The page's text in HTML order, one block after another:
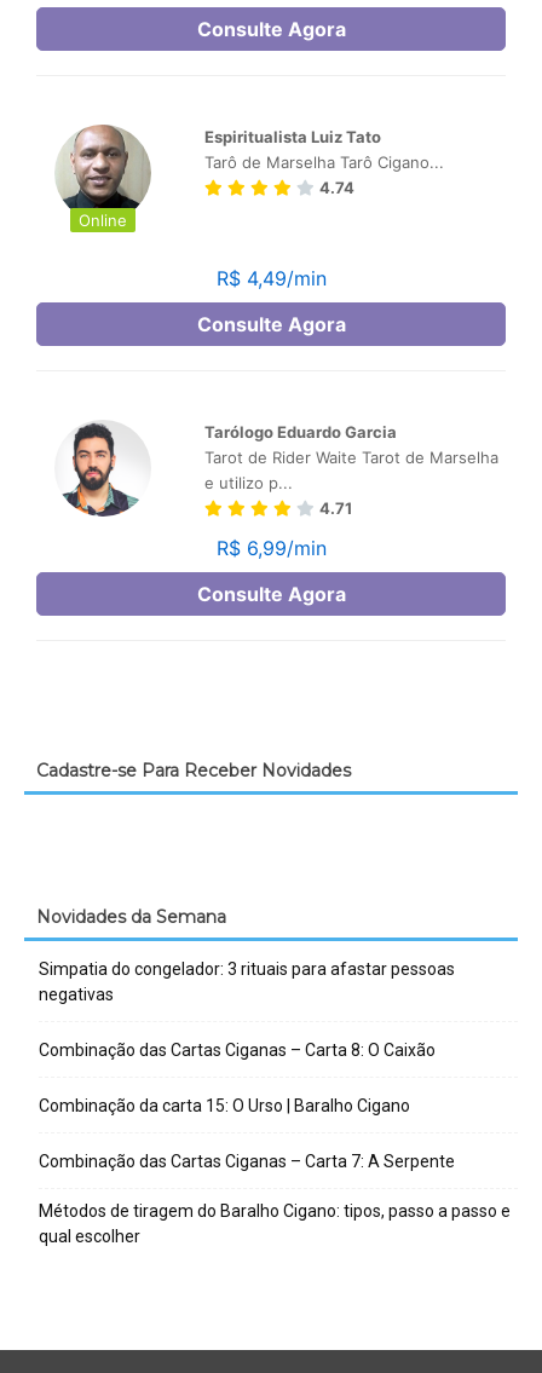
Cadastre-se Para Receber Novidades
Novidades da Semana
Simpatia do congelador: 3 rituais para afastar pessoas
negativas
Combinação das Cartas Ciganas – Carta 8: O Caixão
Combinação da carta 15: O Urso | Baralho Cigano
Combinação das Cartas Ciganas – Carta 7: A Serpente
Métodos de tiragem do Baralho Cigano: tipos, passo a passo e
qual escolher